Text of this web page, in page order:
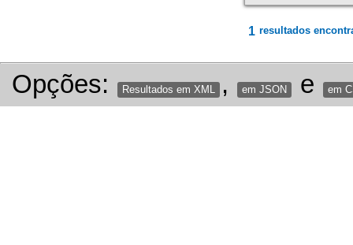
1 resultados
Opções: Resultados em XML , em JSON e em